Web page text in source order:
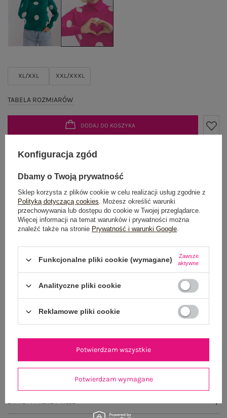
XL/XXL XXL/XXXL
TABELA ROZMIARÓW
DODAJ DO KOSZYKA
Możesz kupić także poprzez:
Dostawaod 7,99 zł
Do darmowej dostawy brakuje 200,00 zł
100 dni na zwrot
(0)
Konfiguracja zgód
Dbamy o Twoją prywatność
Sklep korzysta z plików cookie w celu realizacji usług zgodnie z
Polityką dotyczącą cookies. Możesz określić warunki
przechowywania lub dostępu do cookie w Twojej przeglądarce.
Więcej informacji na temat warunków i prywatności można
znaleźć także na stronie Prywatność i warunki Google.
Funkcjonalne pliki cookie (wymagane)
Zawsze
aktywne
Analityczne pliki cookie
Reklamowe pliki cookie
Potwierdzam wymagane
Potwierdzam wszystkie